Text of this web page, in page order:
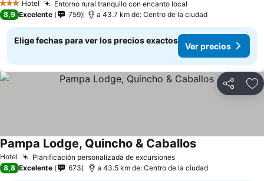
3 Estrellas
Hotel Entorno rural tranquilo con encanto local
8,9 Excelente 759 a 43.7 km de: Centro de la ciudad
Elige fechas para ver los precios exactos
Ver precios
Compartir
Hotel Planificación personalizada de excursiones
Pampa Lodge, Quincho & Caballos
8,8 Excelente 673 a 43.5 km de: Centro de la ciudad